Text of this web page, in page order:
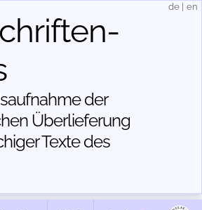
der
Über­lieferung
Texte des
de en